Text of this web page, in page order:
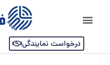
درخواست نمایندگی